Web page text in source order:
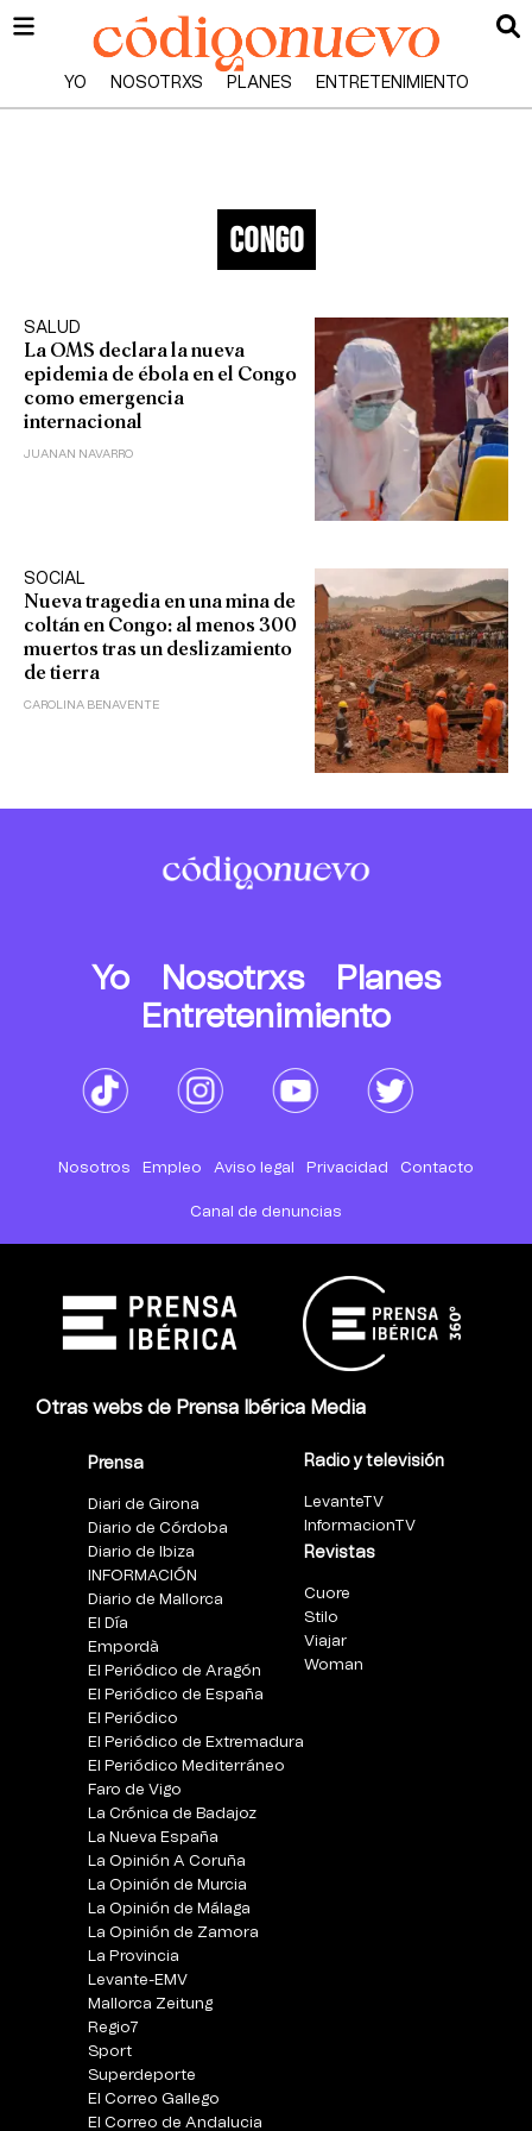
YO NOSOTRXS PLANES ENTRETENIMIENTO
congo
SALUD
La OMS declara la nueva
epidemia de ébola en el Congo
como emergencia
internacional
JUANAN NAVARRO
SOCIAL
Nueva tragedia en una mina de
coltán en Congo: al menos 300
muertos tras un deslizamiento
de tierra
CAROLINA BENAVENTE
Yo Nosotrxs
Planes
Entretenimiento
Nosotros Empleo Aviso legal Privacidad Contacto
Canal de denuncias
Otras webs de Prensa Ibérica Media
Prensa
Diari de Girona
Diario de Córdoba
Diario de Ibiza
INFORMACIÓN
Diario de Mallorca
El Día
Empordà
El Periódico de Aragón
El Periódico de España
El Periódico
El Periódico de Extremadura
El Periódico Mediterráneo
Faro de Vigo
La Crónica de Badajoz
La Nueva España
La Opinión A Coruña
La Opinión de Murcia
La Opinión de Málaga
La Opinión de Zamora
La Provincia
Levante-EMV
Mallorca Zeitung
Regio7
Sport
Superdeporte
El Correo Gallego
El Correo de Andalucia
Radio y televisión
LevanteTV
InformacionTV
Revistas
Cuore
Stilo
Viajar
Woman